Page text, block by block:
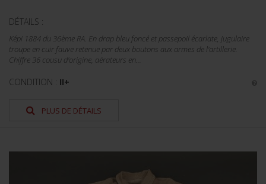
DÉTAILS :
Képi 1884 du 36ème RA. En drap bleu foncé et passepoil écarlate, jugulaire
troupe en cuir fauve retenue par deux boutons aux armes de l'artillerie.
Chiffre 36 cousu d'origine, aérateurs en...
CONDITION : II+
PLUS DE DÉTAILS